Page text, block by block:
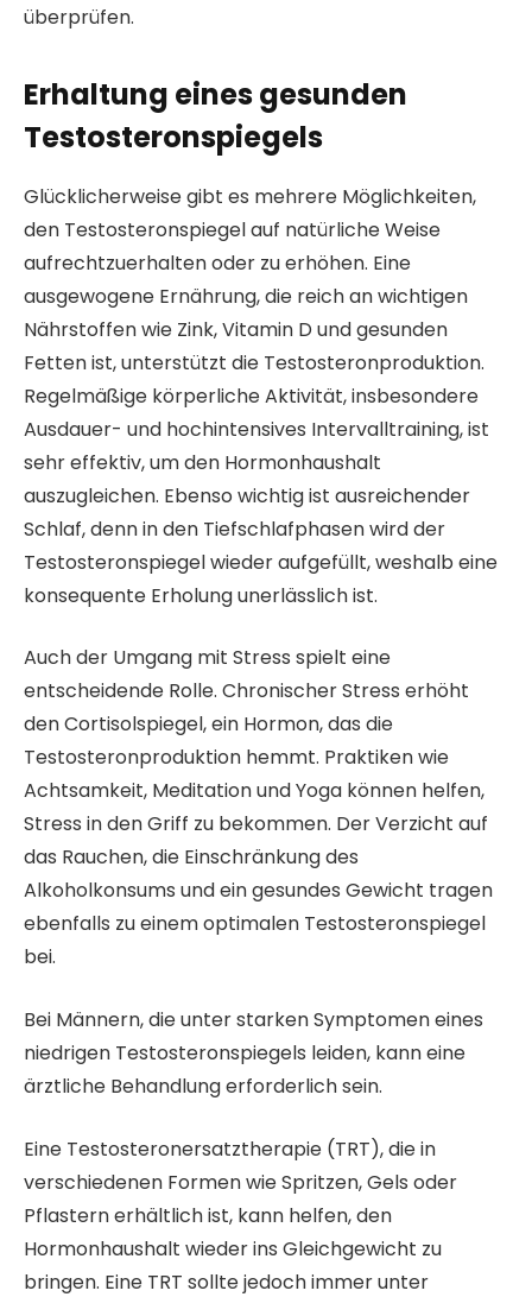
überprüfen.
Erhaltung eines gesunden
Testosteronspiegels
Glücklicherweise gibt es mehrere Möglichkeiten,
den Testosteronspiegel auf natürliche Weise
aufrechtzuerhalten oder zu erhöhen. Eine
ausgewogene Ernährung, die reich an wichtigen
Nährstoffen wie Zink, Vitamin D und gesunden
Fetten ist, unterstützt die Testosteronproduktion.
Regelmäßige körperliche Aktivität, insbesondere
Ausdauer- und hochintensives Intervalltraining, ist
sehr effektiv, um den Hormonhaushalt
auszugleichen. Ebenso wichtig ist ausreichender
Schlaf, denn in den Tiefschlafphasen wird der
Testosteronspiegel wieder aufgefüllt, weshalb eine
konsequente Erholung unerlässlich ist.
Auch der Umgang mit Stress spielt eine
entscheidende Rolle. Chronischer Stress erhöht
den Cortisolspiegel, ein Hormon, das die
Testosteronproduktion hemmt. Praktiken wie
Achtsamkeit, Meditation und Yoga können helfen,
Stress in den Griff zu bekommen. Der Verzicht auf
das Rauchen, die Einschränkung des
Alkoholkonsums und ein gesundes Gewicht tragen
ebenfalls zu einem optimalen Testosteronspiegel
bei.
Bei Männern, die unter starken Symptomen eines
niedrigen Testosteronspiegels leiden, kann eine
ärztliche Behandlung erforderlich sein.
Eine Testosteronersatztherapie (TRT), die in
verschiedenen Formen wie Spritzen, Gels oder
Pflastern erhältlich ist, kann helfen, den
Hormonhaushalt wieder ins Gleichgewicht zu
bringen. Eine TRT sollte jedoch immer unter